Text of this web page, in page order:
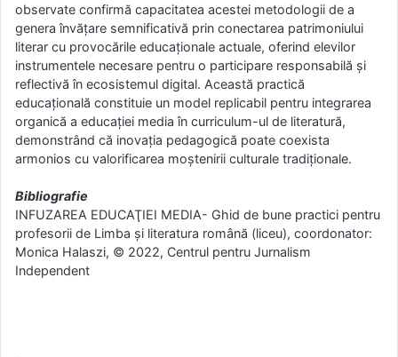
observate confirmă capacitatea acestei metodologii de a
genera învățare semnificativă prin conectarea patrimoniului
literar cu provocările educaționale actuale, oferind elevilor
instrumentele necesare pentru o participare responsabilă și
reflectivă în ecosistemul digital. Această practică
educațională constituie un model replicabil pentru integrarea
organică a educației media în curriculum-ul de literatură,
demonstrând că inovația pedagogică poate coexista
armonios cu valorificarea moștenirii culturale tradiționale.
Bibliografie
INFUZAREA EDUCAŢIEI MEDIA- Ghid de bune practici pentru
profesorii de Limba şi literatura română (liceu), coordonator:
Monica Halaszi, © 2022, Centrul pentru Jurnalism
Independent